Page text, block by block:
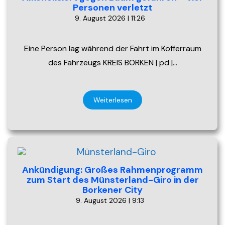
Personen verletzt
9. August 2026 | 11:26
Eine Person lag während der Fahrt im Kofferraum
des Fahrzeugs KREIS BORKEN | pd |…
Weiterlesen
Ankündigung: Großes Rahmenprogramm
zum Start des Münsterland-Giro in der
Borkener City
9. August 2026 | 9:13